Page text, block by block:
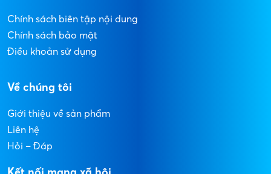
Chính sách biên tập nội dung
Chính sách bảo mật
Điều khoản sử dụng
Về chúng tôi
Giới thiệu về sản phẩm
Liên hệ
Hỏi – Đáp